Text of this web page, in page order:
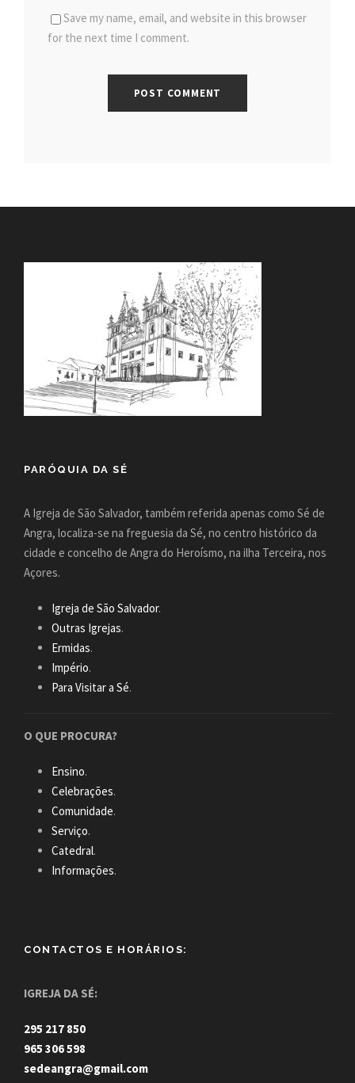
Save my name, email, and website in this browser
for the next time I comment.
PARÓQUIA DA SÉ
A Igreja de São Salvador, também referida apenas como Sé de
Angra, localiza-se na freguesia da Sé, no centro histórico da
cidade e concelho de Angra do Heroísmo, na ilha Terceira, nos
Açores.
Igreja de São Salvador.
Outras Igrejas.
Ermidas.
Império.
Para Visitar a Sé.
O QUE PROCURA?
Ensino.
Celebrações.
Comunidade.
Serviço.
Catedral.
Informações.
CONTACTOS E HORÁRIOS:
IGREJA DA SÉ:
295 217 850
965 306 598
sedeangra@gmail.com